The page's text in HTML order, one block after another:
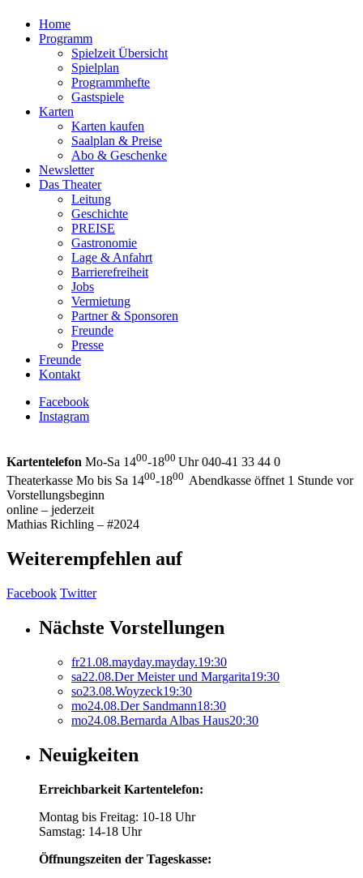
Home
Programm
Spielzeit Übersicht
Spielplan
Programmhefte
Gastspiele
Karten
Karten kaufen
Saalplan & Preise
Abo & Geschenke
Newsletter
Das Theater
Leitung
Geschichte
PREISE
Gastronomie
Lage & Anfahrt
Barrierefreiheit
Jobs
Vermietung
Partner & Sponsoren
Freunde
Presse
Freunde
Kontakt
Facebook
Instagram
Kartentelefon Mo-Sa 1400-1800 Uhr 040-41 33 44 0
Theaterkasse Mo bis Sa 1400-1800 Abendkasse öffnet 1 Stunde vor
Vorstellungsbeginn
online – jederzeit
Mathias Richling – #2024
Weiterempfehlen auf
Facebook Twitter
Nächste Vorstellungen
fr21.08.mayday.mayday.19:30
sa22.08.Der Meister und Margarita19:30
so23.08.Woyzeck19:30
mo24.08.Der Sandmann18:30
mo24.08.Bernarda Albas Haus20:30
Neuigkeiten
Erreichbarkeit Kartentelefon:
Montag bis Freitag: 10-18 Uhr
Samstag: 14-18 Uhr
Öffnungszeiten der Tageskasse: